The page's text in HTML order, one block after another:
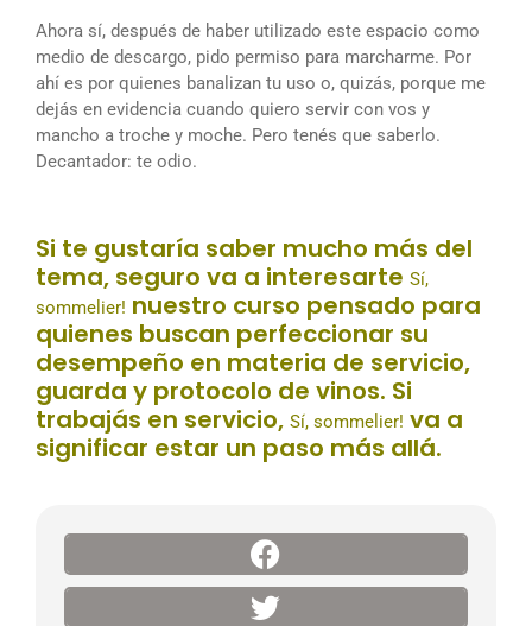
Ahora sí, después de haber utilizado este espacio como
medio de descargo, pido permiso para marcharme. Por
ahí es por quienes banalizan tu uso o, quizás, porque me
dejás en evidencia cuando quiero servir con vos y
mancho a troche y moche. Pero tenés que saberlo.
Decantador: te odio.
Si te gustaría saber mucho más del
tema, seguro va a interesarte Sí,
sommelier! nuestro curso pensado para
quienes buscan perfeccionar su
desempeño en materia de servicio,
guarda y protocolo de vinos. Si
trabajás en servicio, Sí, sommelier! va a
significar estar un paso más allá.